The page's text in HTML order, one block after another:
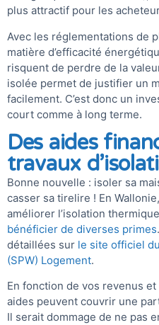
plus attractif pour les
Avec les réglementations de
matière d’efficacité
risquent de perdre de la
isolée permet de justifier un
facilement. C’est donc un
court comme à long terme.
Des aides
travaux
Bonne nouvelle : isoler sa
casser sa tirelire ! En
améliorer l’isolation
bénéficier de diverses primes
détaillées sur le site officiel
(SPW) Logement.
En fonction de vos revenus
aides peuvent couvrir une
Il serait dommage de ne pas